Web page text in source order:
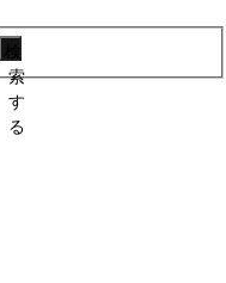
索
す
る